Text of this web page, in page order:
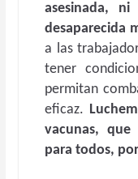
asesinada,
desaparecida
a las
tener
permitan
eficaz.
vacunas,
para todos,